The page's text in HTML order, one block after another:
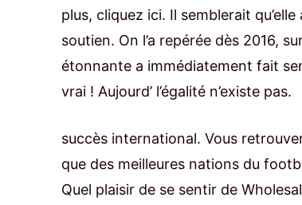
plus, cliquez ici. Il semblerait
soutien. On l’a repérée dès 2016,
étonnante a immédiatement fait
vrai ! Aujourd’ l’égalité n’existe pas.
succès international. Vous
que des meilleures nations du
Quel plaisir de se sentir de